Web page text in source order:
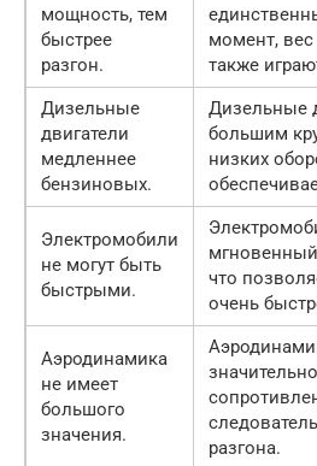
мощность, тем
быстрее
разгон.
момент,
также
Дизельные
двигатели
медленнее
бензиновых.
Дизельные
большим
низких
Электромобили
не могут быть
быстрыми.
что
очень
Аэродинамика
не имеет
большого
значения.
разгона.